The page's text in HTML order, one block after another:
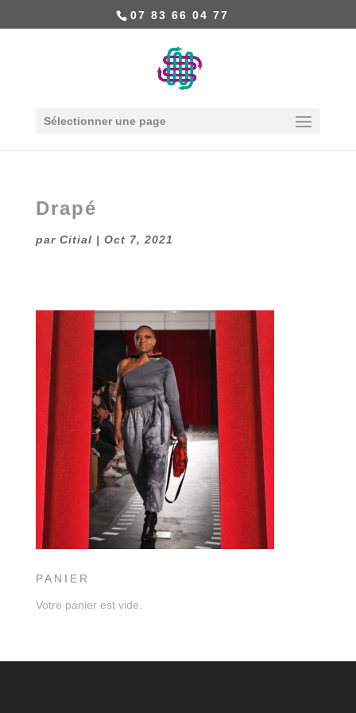
07 83 66 04 77
Sélectionner une page
Drapé
par Citial | Oct 7, 2021
PANIER
Votre panier est vide.